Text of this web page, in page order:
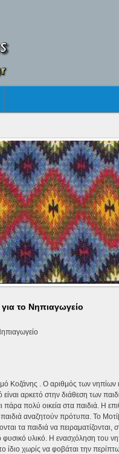
το Νηπιαγωγείο
Κοζάνης . Ο αριθμός των
αρκετό στην διάθεση των
πάρα πολύ οικεία στα παιδιά. Η
αναζητούν πρότυπα. Το
τα παιδιά να
υλικό. H ενασχόληση του
ίδιο χωρίς να φοβάται την